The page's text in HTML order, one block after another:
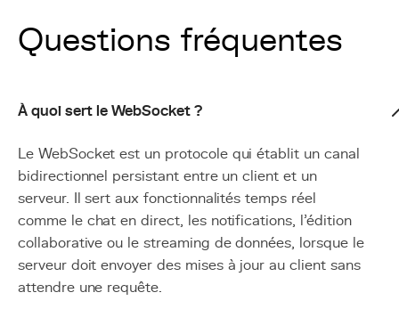
Questions fréquentes
À quoi sert le WebSocket ?
Le WebSocket est un protocole qui établit un canal
bidirectionnel persistant entre un client et un
serveur. Il sert aux fonctionnalités temps réel
comme le chat en direct, les notifications, l'édition
collaborative ou le streaming de données, lorsque le
serveur doit envoyer des mises à jour au client sans
attendre une requête.